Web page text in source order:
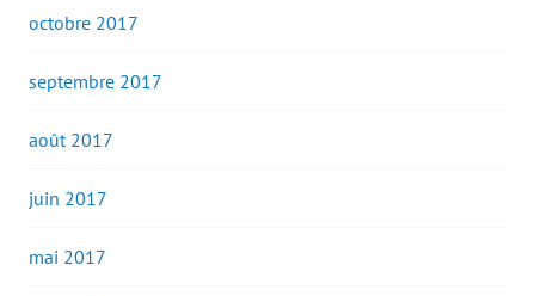
octobre 2017
septembre 2017
août 2017
juin 2017
mai 2017